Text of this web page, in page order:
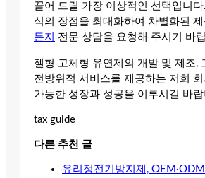
끌어 드릴 가장 이상적인 선택입니
식의 장점을 최대화하여 차별화된
든지
전문 상담을 요청해 주시기 바
젤형 고체형 유연제의 개발 및 제조,
전방위적 서비스를 제공하는 저희
가능한 성장과 성공을 이루시길 바
tax guide
다른 추천 글
유리정전기방지제,